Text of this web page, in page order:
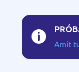
 Amit